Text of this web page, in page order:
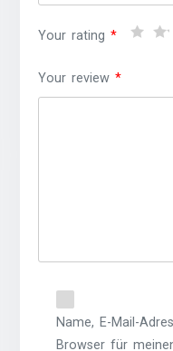
Your rating*
Your review*
Name, E-Mail-
Browser für